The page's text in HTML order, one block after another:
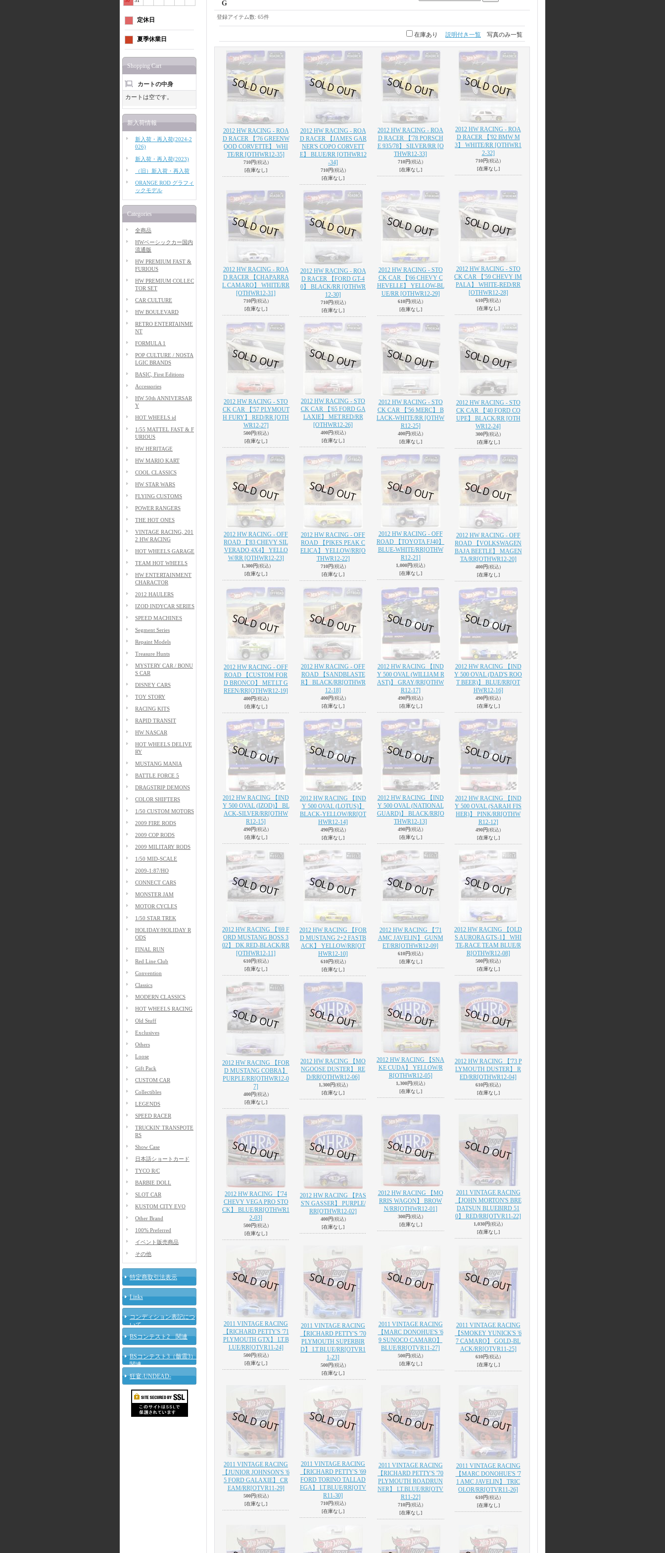
定休日
夏季休業日
Shopping Cart
カートの中身
カートは空です。
新入荷情報
新入荷・再入荷(2024-2
026)
新入荷・再入荷(2023)
（旧）新入荷・再入荷
ORANGE ROD グラフィ
ックモデル
Categories
全商品
HWベーシックカー国内
流通版
HW PREMIUM FAST &
FURIOUS
HW PREMIUM COLLEC
TOR SET
CAR CULTURE
HW BOULEVARD
RETRO ENTERTAINME
NT
FORMULA 1
POP CULTURE / NOSTA
LGIC BRANDS
BASIC, First Editions
Accessories
HW 50th ANNIVERSAR
Y
HOT WHEELS id
1/55 MATTEL FAST & F
URIOUS
HW HERITAGE
HW MARIO KART
COOL CLASSICS
HW STAR WARS
FLYING CUSTOMS
POWER RANGERS
THE HOT ONES
VINTAGE RACING, 201
2 HW RACING
HOT WHEELS GARAGE
TEAM HOT WHEELS
HW ENTERTAINMENT
CHARACTOR
2012 HAULERS
IZOD INDYCAR SERIES
SPEED MACHINES
Segment Series
Repaint Models
Treasure Hunts
MYSTERY CAR / BONU
S CAR
DISNEY CARS
TOY STORY
RACING KITS
RAPID TRANSIT
HW NASCAR
HOT WHEELS DELIVE
RY
MUSTANG MANIA
BATTLE FORCE 5
DRAGSTRIP DEMONS
COLOR SHIFTERS
1/50 CUSTOM MOTORS
2009 FIRE RODS
2009 COP RODS
2009 MILITARY RODS
1/50 MID-SCALE
2009-1:87/HO
CONNECT CARS
MONSTER JAM
MOTOR CYCLES
1/50 STAR TREK
HOLIDAY/HOLIDAY R
ODS
FINAL RUN
Red Line Club
Convention
Classics
MODERN CLASSICS
HOT WHEELS RACING
Old Stuff
Exclusives
Others
Loose
Gift Pack
CUSTOM CAR
Collectibles
LEGENDS
SPEED RACER
TRUCKIN' TRANSPOTE
RS
Show Case
日本語ショートカード
TYCO R/C
BARBIE DOLL
SLOT CAR
KUSTOM CITY EVO
Other Brand
100% Preferred
イベント販売商品
その他
特定商取引法表示
Links
コンディション表記につ
いて
BSコンテスト2 関連
BSコンテスト3（骸震3）
関連
狂宴-UNDEAD-
G
登録アイテム数: 65件
在庫あり 説明付き一覧 写真のみ一覧
2012 HW RACING - ROA
D RACER 【'76 GREENW
OOD CORVETTE】 WHI
TE/RR [OTHWR12-35]
710円(税込)
[在庫なし]
2012 HW RACING - ROA
D RACER 【JAMES GAR
NER'S COPO CORVETT
E】 BLUE/RR [OTHWR12
-34]
710円(税込)
[在庫なし]
2012 HW RACING - ROA
D RACER 【'78 PORSCH
E 935/78】 SILVER/RR [O
THWR12-33]
710円(税込)
[在庫なし]
2012 HW RACING - ROA
D RACER 【'92 BMW M
3】 WHITE/RR [OTHWR1
2-32]
710円(税込)
[在庫なし]
2012 HW RACING - ROA
D RACER 【CHAPARRA
L CAMARO】 WHITE/RR
[OTHWR12-31]
710円(税込)
[在庫なし]
2012 HW RACING - ROA
D RACER 【FORD GT-4
0】 BLACK/RR [OTHWR
12-30]
710円(税込)
[在庫なし]
2012 HW RACING - STO
CK CAR 【'66 CHEVY C
HEVELLE】 YELLOW-BL
UE/RR [OTHWR12-29]
610円(税込)
[在庫なし]
2012 HW RACING - STO
CK CAR 【'59 CHEVY IM
PALA】 WHITE-RED/RR
[OTHWR12-28]
610円(税込)
[在庫なし]
2012 HW RACING - STO
CK CAR 【'57 PLYMOUT
H FURY】 RED/RR [OTH
WR12-27]
500円(税込)
[在庫なし]
2012 HW RACING - STO
CK CAR 【'65 FORD GA
LAXIE】 MET.RED/RR
[OTHWR12-26]
400円(税込)
[在庫なし]
2012 HW RACING - STO
CK CAR 【'56 MERC】 B
LACK-WHITE/RR [OTHW
R12-25]
400円(税込)
[在庫なし]
2012 HW RACING - STO
CK CAR 【'40 FORD CO
UPE】 BLACK/RR [OTH
WR12-24]
300円(税込)
[在庫なし]
2012 HW RACING - OFF
ROAD 【'83 CHEVY SIL
VERADO 4X4】 YELLO
W/RR [OTHWR12-23]
1,300円(税込)
[在庫なし]
2012 HW RACING - OFF
ROAD 【PIKES PEAK C
ELICA】 YELLOW/RR[O
THWR12-22]
710円(税込)
[在庫なし]
2012 HW RACING - OFF
ROAD 【TOYOTA FJ40】
BLUE-WHITE/RR[OTHW
R12-21]
1,000円(税込)
[在庫なし]
2012 HW RACING - OFF
ROAD 【VOLKSWAGEN
BAJA BEETLE】 MAGEN
TA/RR[OTHWR12-20]
400円(税込)
[在庫なし]
2012 HW RACING - OFF
ROAD 【CUSTOM FOR
D BRONCO】 MET.LT G
REEN/RR[OTHWR12-19]
400円(税込)
[在庫なし]
2012 HW RACING - OFF
ROAD 【SANDBLASTE
R】 BLACK/RR[OTHWR
12-18]
400円(税込)
[在庫なし]
2012 HW RACING 【IND
Y 500 OVAL (WILLIAM R
AST)】 GRAY/RR[OTHW
R12-17]
490円(税込)
[在庫なし]
2012 HW RACING 【IND
Y 500 OVAL (DAD'S ROO
T BEER)】 BLUE/RR[OT
HWR12-16]
490円(税込)
[在庫なし]
2012 HW RACING 【IND
Y 500 OVAL (IZOD)】 BL
ACK-SILVER/RR[OTHW
R12-15]
490円(税込)
[在庫なし]
2012 HW RACING 【IND
Y 500 OVAL (LOTUS)】
BLACK-YELLOW/RR[OT
HWR12-14]
490円(税込)
[在庫なし]
2012 HW RACING 【IND
Y 500 OVAL (NATIONAL
GUARD)】 BLACK/RR[O
THWR12-13]
490円(税込)
[在庫なし]
2012 HW RACING 【IND
Y 500 OVAL (SARAH FIS
HER)】 PINK/RR[OTHW
R12-12]
490円(税込)
[在庫なし]
2012 HW RACING 【'69 F
ORD MUSTANG BOSS 3
02】 DK.RED-BLACK/RR
[OTHWR12-11]
610円(税込)
[在庫なし]
2012 HW RACING 【FOR
D MUSTANG 2+2 FASTB
ACK】 YELLOW/RR[OT
HWR12-10]
610円(税込)
[在庫なし]
2012 HW RACING 【'71
AMC JAVELIN】 GUNM
ET/RR[OTHWR12-09]
610円(税込)
[在庫なし]
2012 HW RACING 【OLD
S AURORA GTS-1】 WHI
TE-RACE TEAM BLUE/R
R[OTHWR12-08]
500円(税込)
[在庫なし]
2012 HW RACING 【FOR
D MUSTANG COBRA】
PURPLE/RR[OTHWR12-0
7]
400円(税込)
[在庫なし]
2012 HW RACING 【MO
NGOOSE DUSTER】 RE
D/RR[OTHWR12-06]
1,300円(税込)
[在庫なし]
2012 HW RACING 【SNA
KE CUDA】 YELLOW/R
R[OTHWR12-05]
1,300円(税込)
[在庫なし]
2012 HW RACING 【'73 P
LYMOUTH DUSTER】 R
ED/RR[OTHWR12-04]
610円(税込)
[在庫なし]
2012 HW RACING 【'74
CHEVY VEGA PRO STO
CK】 BLUE/RR[OTHWR1
2-03]
500円(税込)
[在庫なし]
2012 HW RACING 【PAS
S'N GASSER】 PURPLE/
RR[OTHWR12-02]
400円(税込)
[在庫なし]
2012 HW RACING 【MO
RRIS WAGON】 BROW
N/RR[OTHWR12-01]
300円(税込)
[在庫なし]
2011 VINTAGE RACING
【JOHN MORTON'S BRE
DATSUN BLUEBIRD 51
0】 RED/RR[OTVR11-22]
1,030円(税込)
[在庫なし]
2011 VINTAGE RACING
【RICHARD PETTY'S '71
PLYMOUTH GTX】 LT.B
LUE/RR[OTVR11-24]
500円(税込)
[在庫なし]
2011 VINTAGE RACING
【RICHARD PETTY'S '70
PLYMOUTH SUPERBIR
D】 LT.BLUE/RR[OTVR1
1-23]
500円(税込)
[在庫なし]
2011 VINTAGE RACING
【MARC DONOHUE'S '6
9 SUNOCO CAMARO】
BLUE/RR[OTVR11-27]
500円(税込)
[在庫なし]
2011 VINTAGE RACING
【SMOKEY YUNICK'S '6
7 CAMARO】 GOLD-BL
ACK/RR[OTVR11-25]
610円(税込)
[在庫なし]
2011 VINTAGE RACING
【JUNIOR JOHNSON'S '6
5 FORD GALAXIE】 CR
EAM/RR[OTVR11-29]
500円(税込)
[在庫なし]
2011 VINTAGE RACING
【RICHARD PETTY'S '69
FORD TORINO TALLAD
EGA】 LT.BLUE/RR[OTV
R11-30]
710円(税込)
[在庫なし]
2011 VINTAGE RACING
【RICHARD PETTY'S '70
PLYMOUTH ROADRUN
NER】 LT.BLUE/RR[OTV
R11-22]
710円(税込)
[在庫なし]
2011 VINTAGE RACING
【MARC DONOHUE'S '7
1 AMC JAVELIN】 TRIC
OLOR/RR[OTVR11-26]
610円(税込)
[在庫なし]